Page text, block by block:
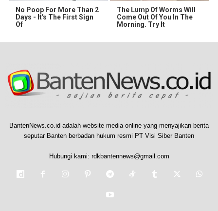
No Poop For More Than 2
Days - It's The First Sign
Of
The Lump Of Worms Will
Come Out Of You In The
Morning. Try It
BantenNews.co.id adalah website media online yang menyajikan berita
seputar Banten berbadan hukum resmi PT Visi Siber Banten
Hubungi kami: rdkbantennews@gmail.com